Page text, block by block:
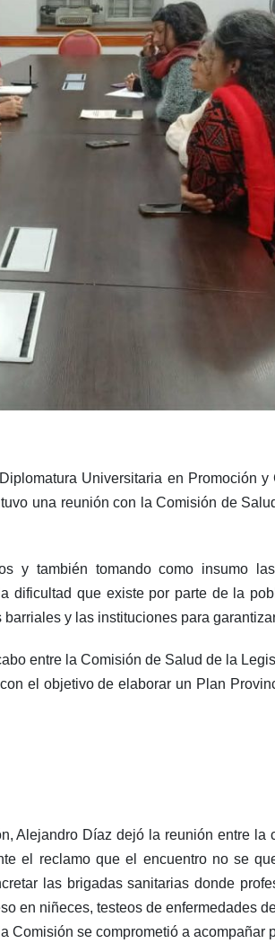
Universitaria en Promoción
una reunión con la Comisión de
y también tomando como insumo
dificultad que existe por parte de la
y las instituciones para
entre la Comisión de Salud de la
el objetivo de elaborar un Plan
Alejandro Díaz dejó la reunión entre la
el reclamo que el encuentro no se
las brigadas sanitarias donde
en niñeces, testeos de enfermedades
se comprometió a acompañar